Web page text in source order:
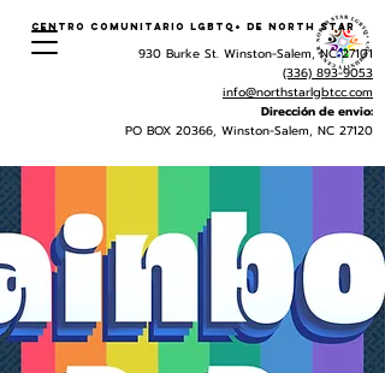
Centro Comunitario LGBTQ+ de North Star
930 Burke St. Winston-Salem, NC 27101
(336) 893-9053
info@northstarlgbtcc.com
Dirección de envio:
PO BOX 20366, Winston-Salem, NC 27120